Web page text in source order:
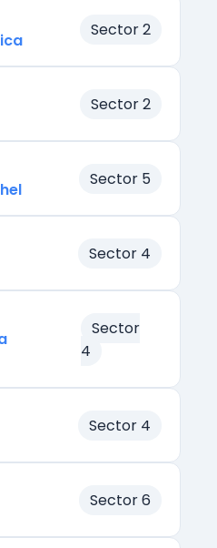
Sector 2
Sector 2
Sector 5
Sector 4
Sector
4
Sector 4
Sector 6